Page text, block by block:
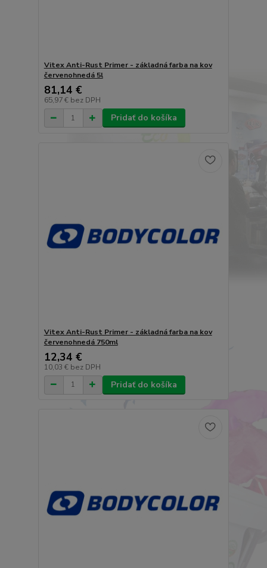
Vitex Anti-Rust Primer - základná farba na kov
červenohnedá 5l
81,14 €
65,97 € bez DPH
Pridať do košíka
Vitex Anti-Rust Primer - základná farba na kov
červenohnedá 750ml
12,34 €
10,03 € bez DPH
Pridať do košíka